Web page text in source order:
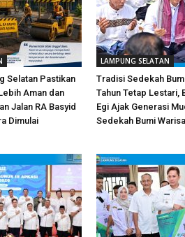
Selatan Pastikan
Aman dan
Jalan RA Basyid
Dimulai
LAMPUNG SELATAN
Tradisi Sedekah
Tahun Tetap Lestari,
Egi Ajak Generasi
Sedekah Bumi